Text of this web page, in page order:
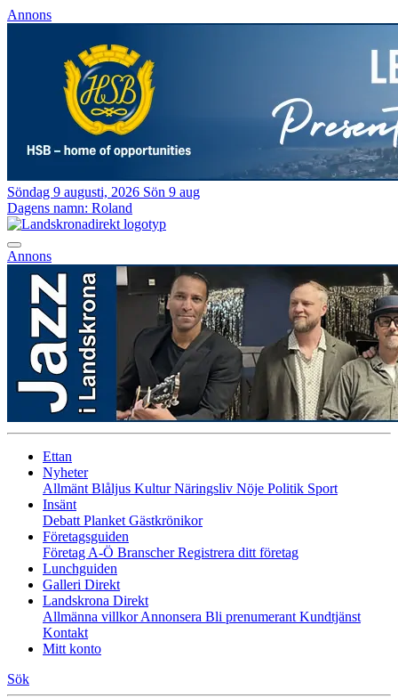
Annons
Söndag 9 augusti, 2026 Sön 9 aug
Dagens namn: Roland
Annons
Ettan
Nyheter
Allmänt Blåljus KulturNäringsliv Nöje Politik Sport
Insänt
Debatt Planket Gästkrönikor
Företagsguiden
Företag A-Ö BranscherRegistrera ditt företag
Lunchguiden
Galleri Direkt
Landskrona Direkt
Allmänna villkorAnnonsera Bli prenumerant Kundtjänst
Kontakt
Mitt konto
Sök